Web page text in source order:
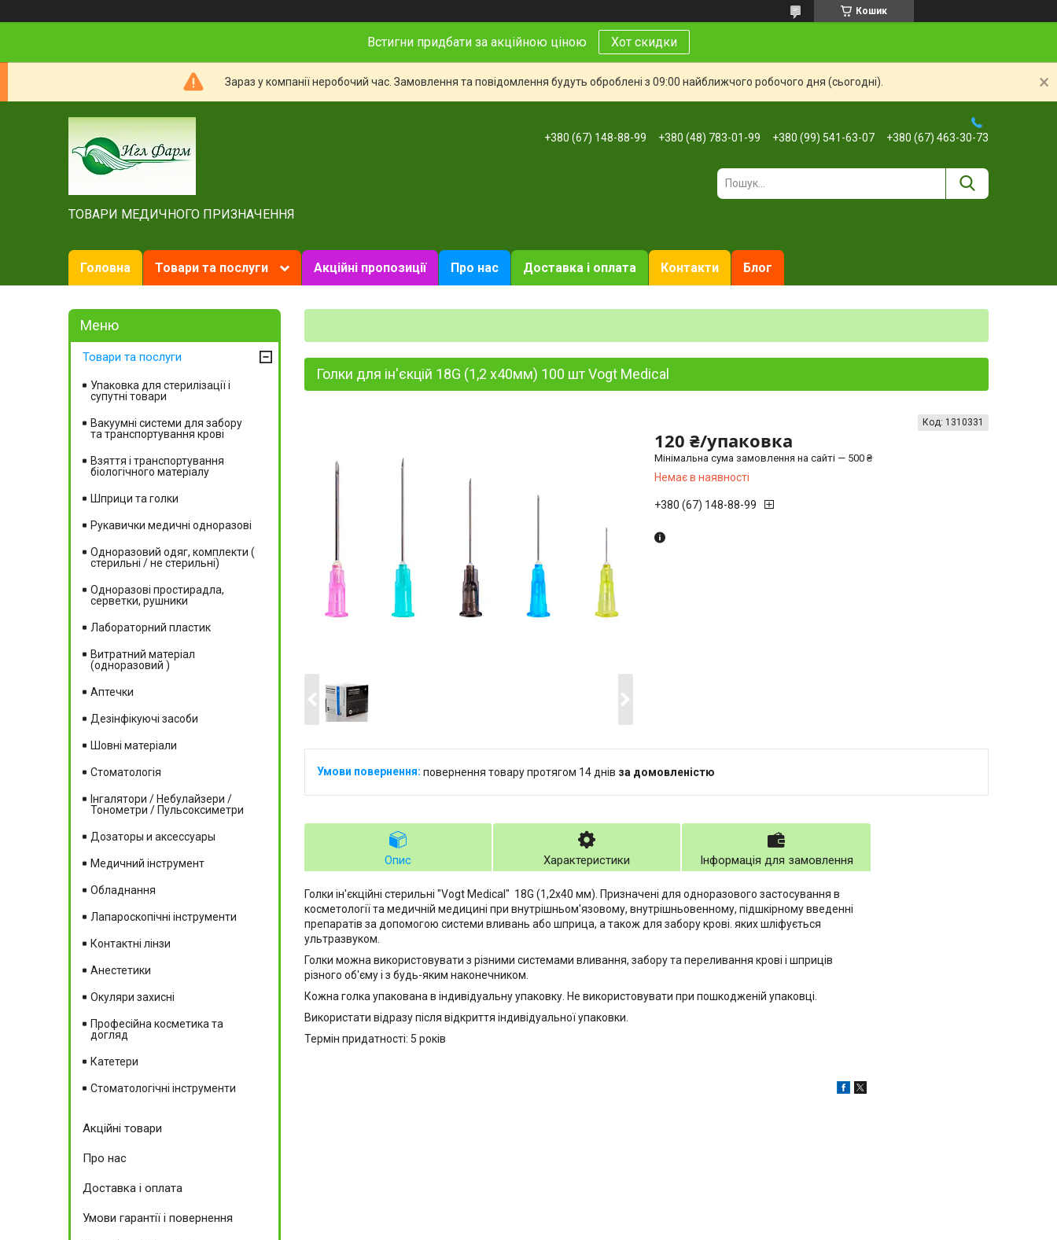
Кошик
Встигни придбати за акційною ціною Хот скидки
Зараз у компанії неробочий час. Замовлення та повідомлення будуть оброблені з 09:00 найближчого робочого дня (сьогодні).
ТОВАРИ МЕДИЧНОГО ПРИЗНАЧЕННЯ
+380 (67) 148-88-99 +380 (48) 783-01-99 +380 (99) 541-63-07 +380 (67) 463-30-73
Головна Товари та послуги Акційні пропозиції Про нас Доставка і оплата Контакти Блог
Голки для ін'єкцій 18G (1,2 х40мм) 100 шт Vogt Medical
120 ₴/упаковка
Мінімальна сума замовлення на сайті — 500 ₴
Немає в наявності
Код: 1310331
+380 (67) 148-88-99
повернення товару протягом 14 днів за домовленістю
Опис Характеристики Інформація для замовлення
Голки ін'єкційні стерильні "Vogt Medical" 18G (1,2x40 мм). Призначені для одноразового застосування в
косметології та медичній медицині при внутрішньом'язовому, внутрішньовенному, підшкірному введенні
препаратів за допомогою системи вливань або шприца, а також для забору крові. яких шліфується
ультразвуком.
Голки можна використовувати з різними системами вливання, забору та переливання крові і шприців
різного об'єму і з будь-яким наконечником.
Кожна голка упакована в індивідуальну упаковку. Не використовувати при пошкодженій упаковці.
Використати відразу після відкриття індивідуальної упаковки.
Термін придатності: 5 років
Товари та послуги
Упаковка для стерилізації і
супутні товари
Вакуумні системи для забору
та транспортування крові
Взяття і транспортування
біологічного матеріалу
Шприци та голки
Рукавички медичні одноразові
Одноразовий одяг, комплекти (
стерильні / не стерильні)
Одноразові простирадла,
серветки, рушники
Лабораторний пластик
Витратний матеріал
(одноразовий )
Аптечки
Дезінфікуючі засоби
Шовні матеріали
Стоматологія
Інгалятори / Небулайзери /
Тонометри / Пульсоксиметри
Дозаторы и аксессуары
Медичний інструмент
Обладнання
Лапароскопічні інструменти
Контактні лінзи
Анестетики
Окуляри захисні
Професійна косметика та
догляд
Катетери
Стоматологічні інструменти
Акційні товари
Про нас
Доставка і оплата
Умови гарантії і повернення